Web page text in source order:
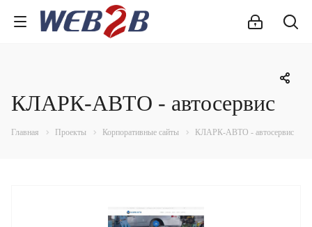
КЛАРК-АВТО - автосервис
Главная Проекты Корпоративные сайты КЛАРК-АВТО - автосервис